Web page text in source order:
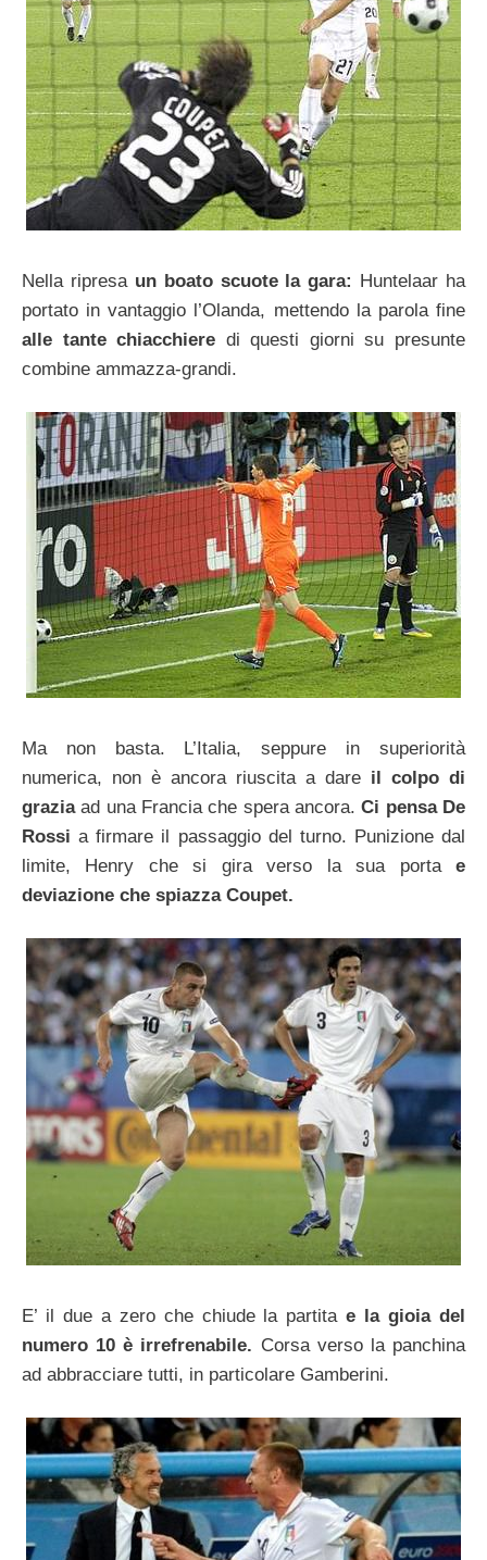
Nella ripresa un boato scuote la gara: Huntelaar ha
portato in vantaggio l’Olanda, mettendo la parola fine
alle tante chiacchiere di questi giorni su presunte
combine ammazza-grandi.
Ma non basta. L’Italia, seppure in superiorità
numerica, non è ancora riuscita a dare il colpo di
graziaad una Francia che spera ancora.Ci pensa De
Rossi a firmare il passaggio del turno. Punizione dal
limite, Henry che si gira verso la sua porta e
deviazione che spiazza Coupet.
E’ il due a zero che chiude la partitae la gioia del
numero 10 è irrefrenabile. Corsa verso la panchina
ad abbracciare tutti, in particolare Gamberini.